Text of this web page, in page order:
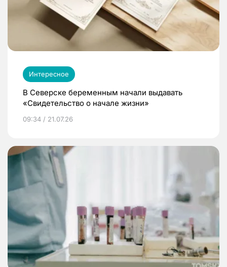
Интересное
В Северске беременным начали выдавать
«Свидетельство о начале жизни»
09:34 / 21.07.26